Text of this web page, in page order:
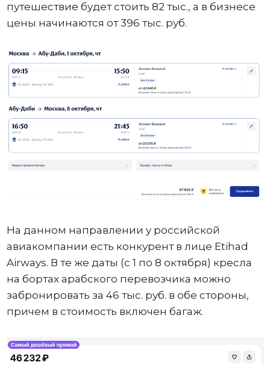
путешествие будет стоить 82 тыс., а в бизнесе
цены начинаются от 396 тыс. руб.
На данном направлении у российской
авиакомпании есть конкурент в лице Etihad
Airways. В те же даты (с 1 по 8 октября) кресла
на бортах арабского перевозчика можно
забронировать за 46 тыс. руб. в обе стороны,
причем в стоимость включен багаж.